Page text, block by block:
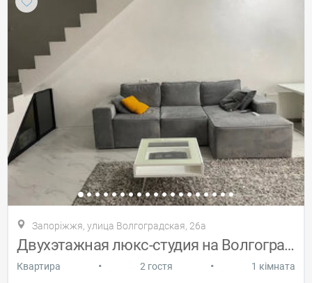
Запоріжжя, улица Волгоградская, 26а
Двухэтажная люкс-студия на Волгоградской
Квартира • 2 гостя • 1 кімната